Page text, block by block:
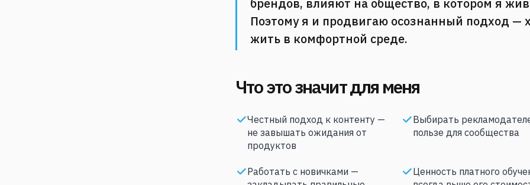
брендов, влияют на общество, в котором я
Поэтому я и продвигаю осознанный подход —
жить в комфортной среде.
Что это значит для меня
Честный подход к контенту —
не завышать ожидания от
продуктов
Выбирать
пользе для сообщества
Работать с новичками —
Ценность платного